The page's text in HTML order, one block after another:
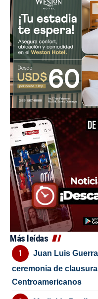
Más leídas
Juan Luis
ceremonia de
Centroamericanos